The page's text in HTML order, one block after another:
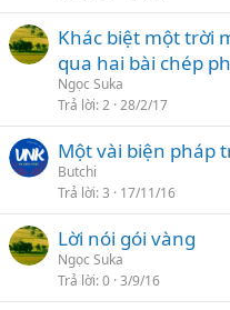
Khác biệt một trời
qua hai bài chép
Ngọc Suka
Trả lời 2 28/2/17
Một vài biện pháp
Butchi
Trả lời 3 17/11/16
Lời nói gói vàng
Ngọc Suka
Trả lời 0 3/9/16